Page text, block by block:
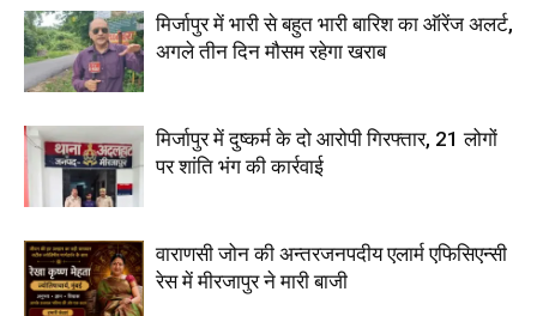
मिर्जापुर में भारी से बहुत भारी बारिश का ऑरेंज अलर्ट,
अगले तीन दिन मौसम रहेगा खराब
मिर्जापुर में दुष्कर्म के दो आरोपी गिरफ्तार, 21 लोगों
पर शांति भंग की कार्रवाई
वाराणसी जोन की अन्तरजनपदीय एलार्म एफिसिएन्सी
रेस में मीरजापुर ने मारी बाजी